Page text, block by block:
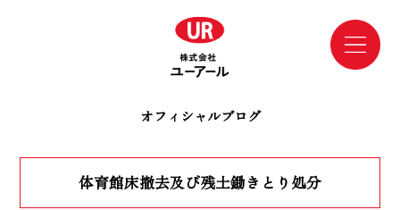
オフィシャルブログ
体育館床撤去及び残土鋤きとり処分